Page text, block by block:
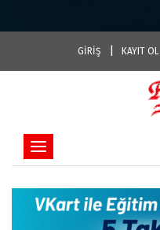
GİRİŞ KAYIT OL
Toggle navigation